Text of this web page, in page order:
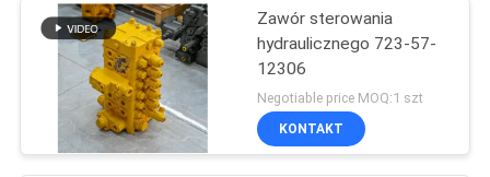
Zawór sterowania
hydraulicznego 723-57-
12306
Negotiable price MOQ:1 szt
KONTAKT